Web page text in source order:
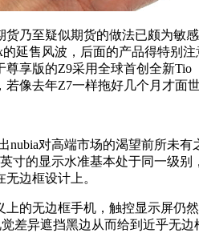
至疑似期货的做法已颇为敏
延售风波，后面的产品得特别
享版的Z9采用全球首创全新
像去年Z7一样拖好几个月才面
对高端市场的渴望前所未有
寸的显示水准基本处于同一级
边框设计上。
无边框手机，触控显示屏仍然
差异遮挡黑边从而给到近乎无